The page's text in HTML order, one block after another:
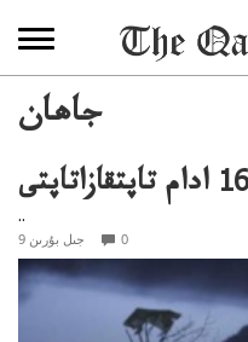
جاھان
..
9 جىل بۇرىن 0